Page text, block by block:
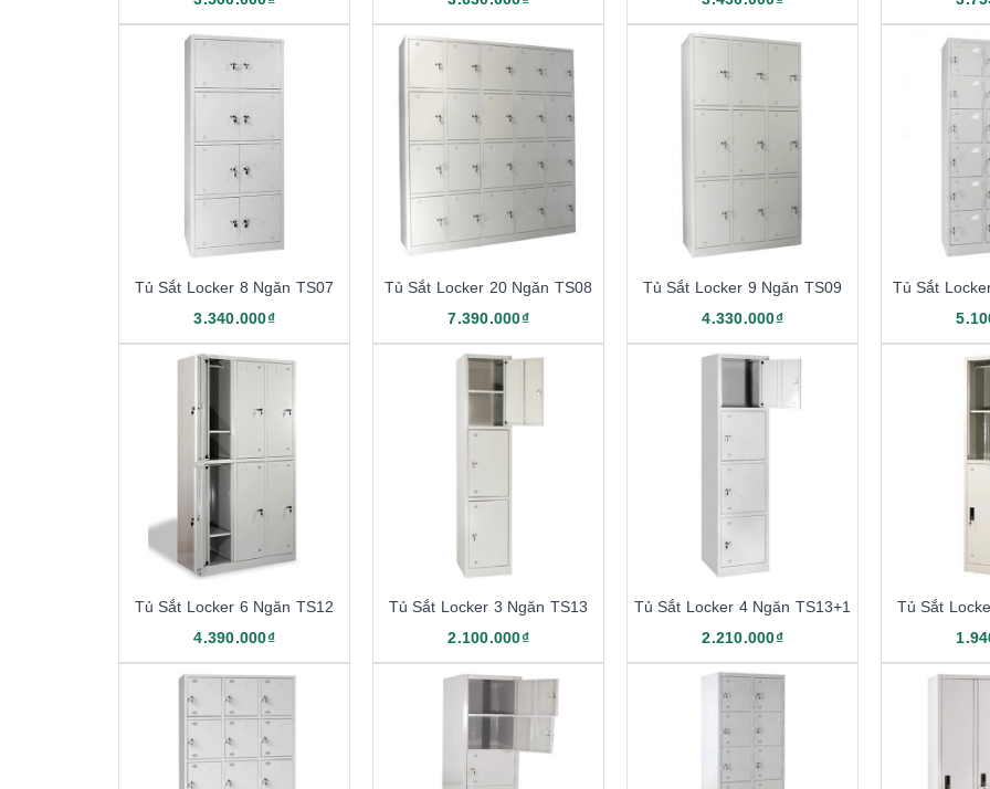
Tủ Sắt Locker 8 Ngăn TS07
3.340.000₫
Tủ Sắt Locker 20 Ngăn TS08
7.390.000₫
Tủ Sắt Locker 9 Ngăn TS09
4.330.000₫
Tủ Sắt
Tủ Sắt Locker 6 Ngăn TS12
4.390.000₫
Tủ Sắt Locker 3 Ngăn TS13
2.100.000₫
Tủ Sắt Locker 4 Ngăn TS13+1
2.210.000₫
Tủ Sắt